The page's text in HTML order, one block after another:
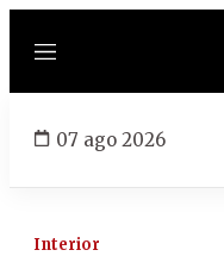
Menú
07 ago 2026
Interior